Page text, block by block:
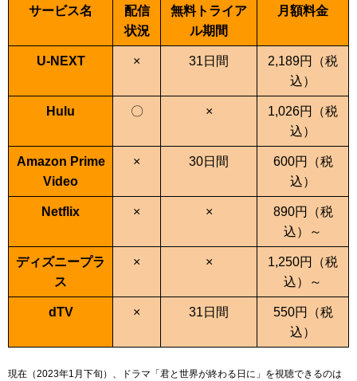
サービス名
配信
状況
無料トライア
ル期間
月額料金
U-NEXT × 31日間 2,189円（税
込）
Hulu 〇 × 1,026円（税
込）
Amazon Prime
Video
× 30日間 600円（税
込）
Netflix × × 890円（税
込）～
ディズニープラ
ス
× × 1,250円（税
込）～
dTV × 31日間
550円（税
込）
現在（2023年1月下旬）、ドラマ「君と世界が終わる日に」を視聴できるのは